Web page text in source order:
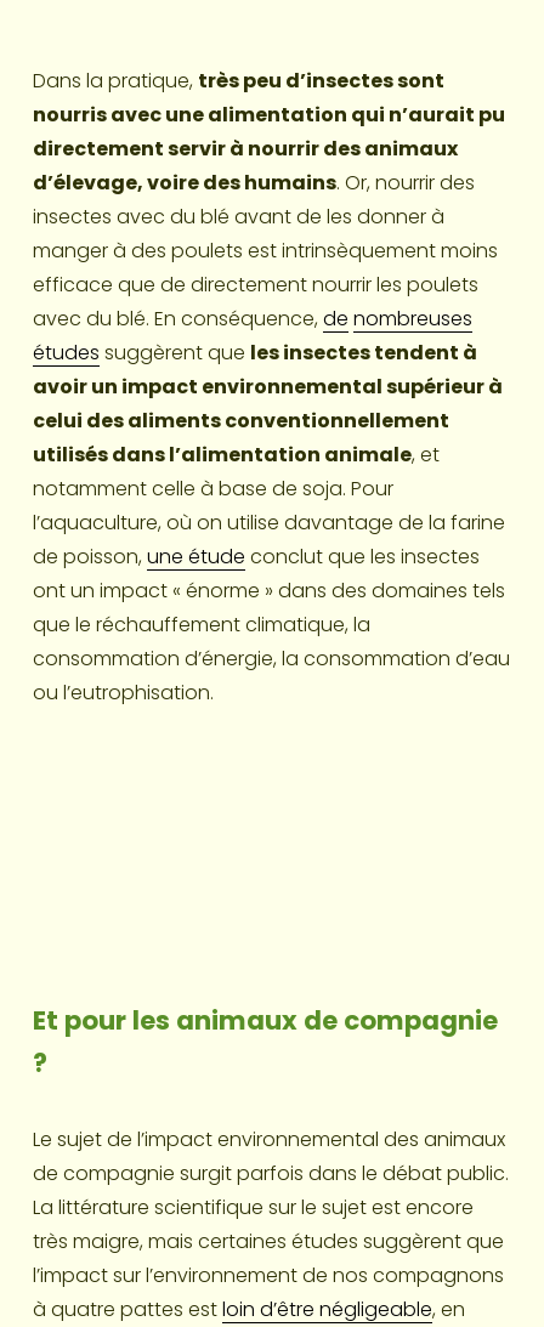
Dans la pratique, très peu d’insectes sont
nourris avec une alimentation qui n’aurait pu
directement servir à nourrir des animaux
d’élevage, voire des humains. Or, nourrir des
insectes avec du blé avant de les donner à
manger à des poulets est intrinsèquement moins
efficace que de directement nourrir les poulets
avec du blé. En conséquence, de nombreuses
études suggèrent que les insectes tendent à
avoir un impact environnemental supérieur à
celui des aliments conventionnellement
utilisés dans l’alimentation animale, et
notamment celle à base de soja. Pour
l’aquaculture, où on utilise davantage de la farine
de poisson, une étude conclut que les insectes
ont un impact « énorme » dans des domaines tels
que le réchauffement climatique, la
consommation d’énergie, la consommation d’eau
ou l’eutrophisation.
Et pour les animaux de compagnie
?
Le sujet de l’impact environnemental des animaux
de compagnie surgit parfois dans le débat public.
La littérature scientifique sur le sujet est encore
très maigre, mais certaines études suggèrent que
l’impact sur l’environnement de nos compagnons
à quatre pattes est loin d’être négligeable, en